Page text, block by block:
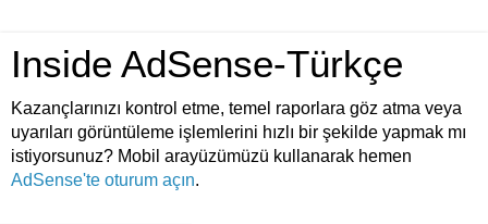
Inside AdSense-Türkçe
Kazançlarınızı kontrol etme, temel raporlara göz atma veya
uyarıları görüntüleme işlemlerini hızlı bir şekilde yapmak mı
istiyorsunuz? Mobil arayüzümüzü kullanarak hemen
AdSense'te oturum açın.